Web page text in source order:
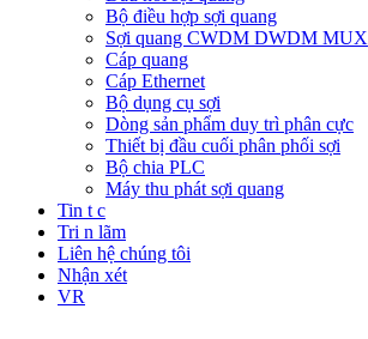
Bộ điều hợp sợi quang
Sợi quang CWDM DWDM MUX
Cáp quang
Cáp Ethernet
Bộ dụng cụ sợi
Dòng sản phẩm duy trì phân cực
Thiết bị đầu cuối phân phối sợi
Bộ chia PLC
Máy thu phát sợi quang
Tin t c
Tri n lãm
Liên hệ chúng tôi
Nhận xét
VR